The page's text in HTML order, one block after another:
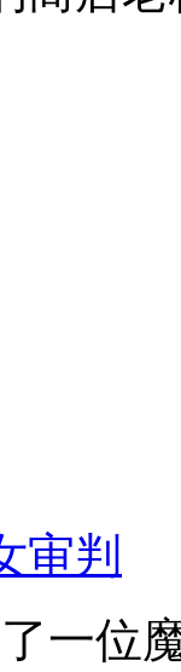
审判
一位